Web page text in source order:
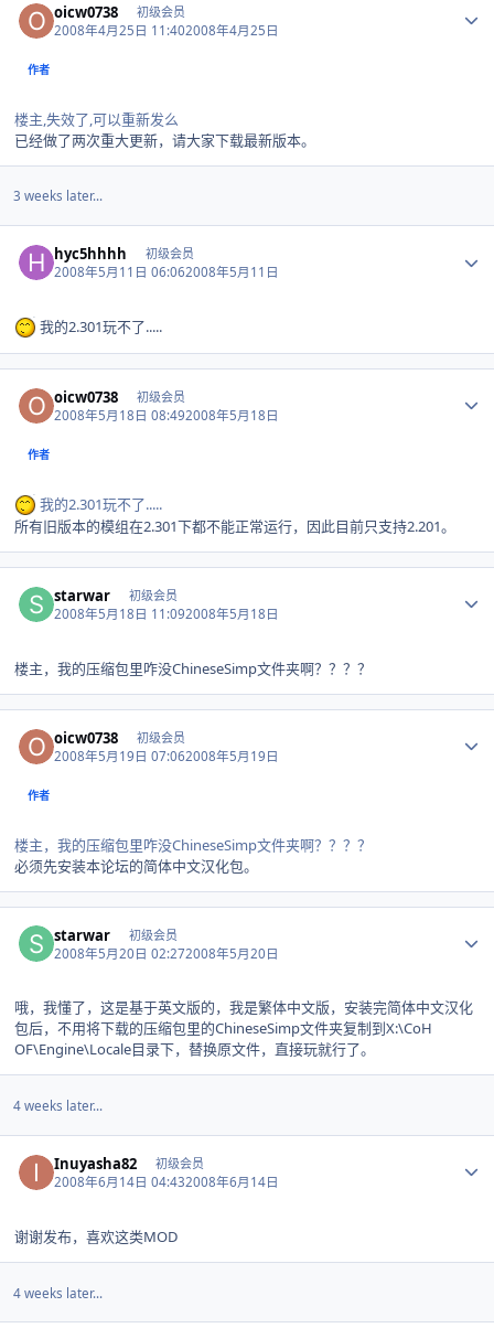
oicw0738 初级会员
2008年4月25日 11:402008年4月25日
作者
楼主,失效了,可以重新发么
已经做了两次重大更新，请大家下载最新版本。
3 weeks later...
hyc5hhhh 初级会员
2008年5月11日 06:062008年5月11日
我的2.301玩不了.....
oicw0738 初级会员
2008年5月18日 08:492008年5月18日
作者
我的2.301玩不了.....
所有旧版本的模组在2.301下都不能正常运行，因此目前只支持2.201。
starwar 初级会员
2008年5月18日 11:092008年5月18日
楼主，我的压缩包里咋没ChineseSimp文件夹啊？？？？
oicw0738 初级会员
2008年5月19日 07:062008年5月19日
作者
楼主，我的压缩包里咋没ChineseSimp文件夹啊？？？？
必须先安装本论坛的简体中文汉化包。
starwar 初级会员
2008年5月20日 02:272008年5月20日
哦，我懂了，这是基于英文版的，我是繁体中文版，安装完简体中文汉化
包后，不用将下载的压缩包里的ChineseSimp文件夹复制到X:\CoH
OF\Engine\Locale目录下，替换原文件，直接玩就行了。
4 weeks later...
Inuyasha82 初级会员
2008年6月14日 04:432008年6月14日
谢谢发布，喜欢这类MOD
4 weeks later...